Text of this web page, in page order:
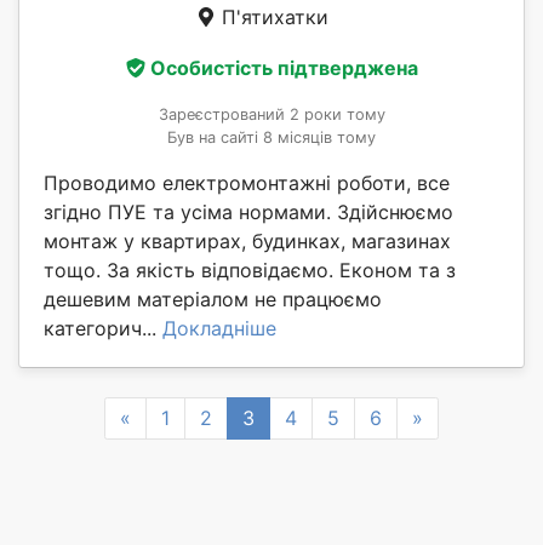
П'ятихатки
Особистість підтверджена
Зареєстрований 2 роки тому
Був на сайті 8 місяців тому
Проводимо електромонтажні роботи, все
згідно ПУЕ та усіма нормами. Здійснюємо
монтаж у квартирах, будинках, магазинах
тощо. За якість відповідаємо. Економ та з
дешевим матеріалом не працюємо
категорич... Докладніше
« Previous
1 2 3 4 5 6 »